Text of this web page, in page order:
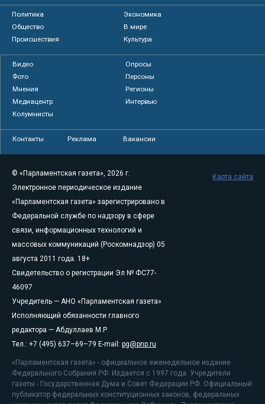
Политика
Экономика
Общество
В мире
Происшествия
Культура
Видео
Опросы
Фото
Персоны
Мнения
Регионы
Медиацентр
Интервью
Колумнисты
Контакты Реклама Вакансии
© «Парламентская газета», 2026 г.
Электронное периодическое издание
«Парламентская газета» зарегистрировано в
Федеральной службе по надзору в сфере
связи, информационных технологий и
массовых коммуникаций (Роскомнадзор) 05
августа 2011 года. 18+
Свидетельство о регистрации Эл № ФС77-
46097
Учредитель — АНО «Парламентская газета»
Исполняющий обязанности главного
редактора — Абдуллаев М.Р.
Тел.: +7 (495) 637–69–79 E-mail: pg@pnp.ru
«Парламентская газета» - официальное еженедельное издание
Федерального Собрания РФ. Издается с 1997 года. Учредители
газеты - Государственная Дума и Совет Федерации РФ. Официальный
публикатор федеральных конституционных законов, федеральных
Карта сайта